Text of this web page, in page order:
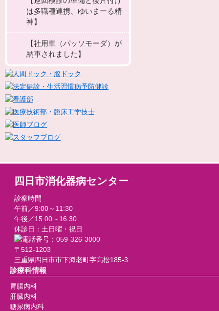
は多職種連携、ゆいまーる精
神】
【社用車（パッソモーダ）が
納車されました】
四日市消化器病センター
診察時間
午前／9:00～11:30
午後／15:00～16:30
休診日：土日曜・祝日
〒512-1203
三重県四日市市下海老町字高松185-3
診療科情報
胃腸内科
肝臓内科
糖尿病内科